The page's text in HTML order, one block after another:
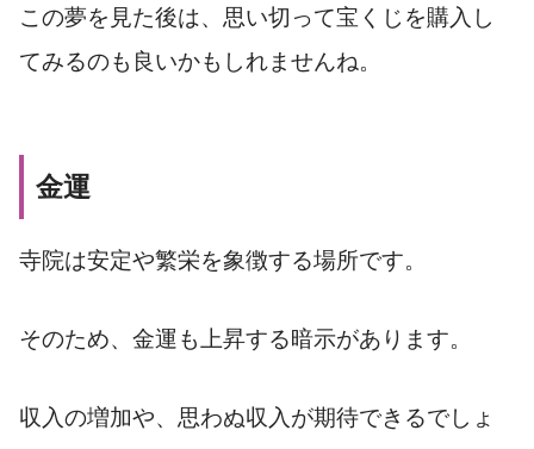
この夢を見た後は、思い切って宝くじを購入し
てみるのも良いかもしれませんね。
金運
寺院は安定や繁栄を象徴する場所です。
そのため、金運も上昇する暗示があります。
収入の増加や、思わぬ収入が期待できるでしょ